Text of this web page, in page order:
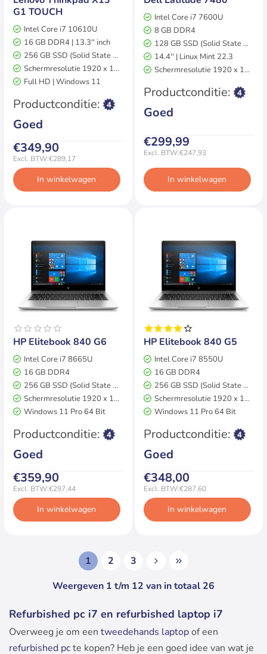
2 jaar garantie
G1 TOUCH
Intel Core i7 10610U
16 GB DDR4 | 13.3'' inch
256 GB SSD (Solid State Drive)
Schermresolutie 1920 x 1080
Full HD | Windows 11
€349,90
Excl. BTW:€289,17
Productconditie:
Goed
In winkelwagen
2 jaar garantie
Intel Core i7 7600U
8 GB DDR4
128 GB SSD (Solid State Drive)
14.4'' | Linux Mint 22.3
Schermresolutie 1920 x 1080
€299,99
Excl. BTW:€247,93
Productconditie:
Goed
In winkelwagen
Op voorraad
2 jaar garantie
HP Elitebook 840 G6
Intel Core i7 8665U
16 GB DDR4
256 GB SSD (Solid State Disk)
Schermresolutie 1920 x 1080
Windows 11 Pro 64 Bit
€359,90
Excl. BTW:€297,44
Productconditie:
Goed
In winkelwagen
Op voorraad
2 jaar garantie
HP Elitebook 840 G5
Intel Core i7 8550U
16 GB DDR4
256 GB SSD (Solid State Disk)
Schermresolutie 1920 x 1080
Windows 11 Pro 64 Bit
€348,00
Excl. BTW:€287,60
Productconditie:
Goed
In winkelwagen
1 2
3
Weergeven 1 t/m 12 van in totaal 26
Refurbished pc i7 en refurbished laptop i7
Overweeg je om een tweedehands laptopof een
refurbished pcte kopen? Heb je een goed idee van wat je